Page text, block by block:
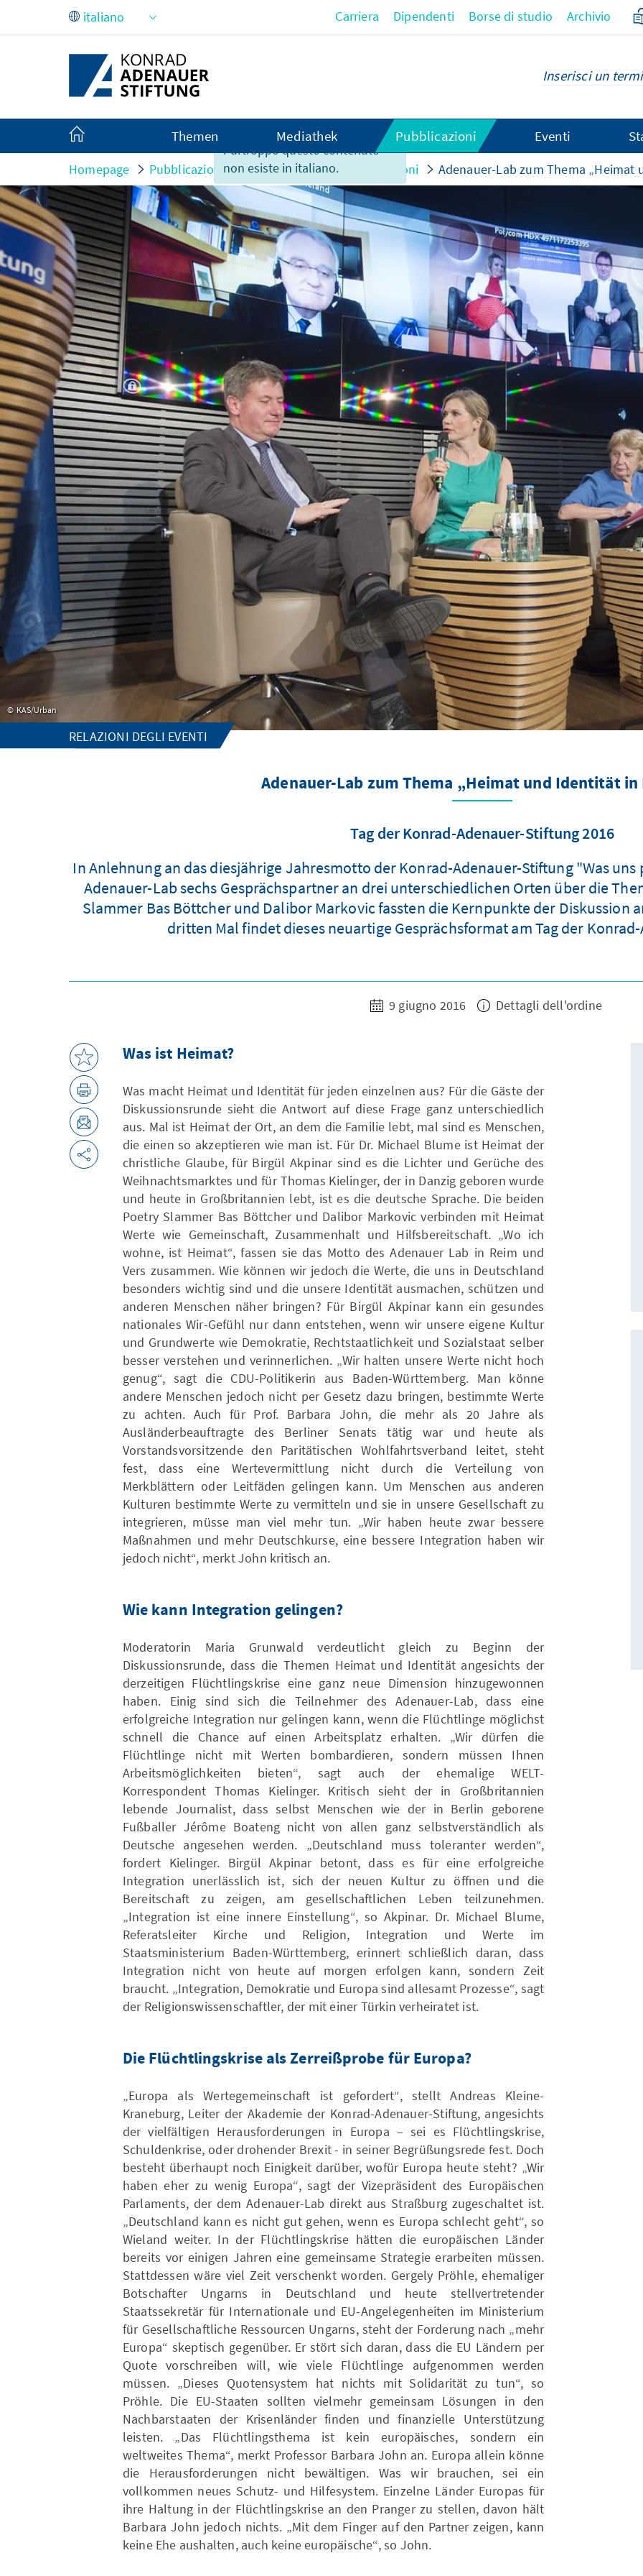
Skip to Main Content
Purtroppo questo contenuto
non esiste in italiano.
Carriera Dipendenti Borse di studio Archivio
Themen Mediathek Pubblicazioni Eventi
Homepage Pubblicazioni Contributi per le manifestazioni Adenauer-Lab zum Thema „Heimat
KAS/Urban
RELAZIONI DEGLI EVENTI
Adenauer-Lab zum Thema „Heimat und Identität in
Tag der Konrad-Adenauer-Stiftung 2016
In Anlehnung an das diesjährige Jahresmotto der Konrad-Adenauer-Stiftung "Was
Adenauer-Lab sechs Gesprächspartner an drei unterschiedlichen Orten über die
Slammer Bas Böttcher und Dalibor Markovic fassten die Kernpunkte der Diskussion
dritten Mal findet dieses neuartige Gesprächsformat am Tag der
9 giugno 2016 Dettagli dell'ordine
Was ist Heimat?
Was macht Heimat und Identität für jeden einzelnen aus? Für die Gäste der
Diskussionsrunde sieht die Antwort auf diese Frage ganz unterschiedlich
aus. Mal ist Heimat der Ort, an dem die Familie lebt, mal sind es Menschen,
die einen so akzeptieren wie man ist. Für Dr. Michael Blume ist Heimat der
christliche Glaube, für Birgül Akpinar sind es die Lichter und Gerüche des
Weihnachtsmarktes und für Thomas Kielinger, der in Danzig geboren wurde
und heute in Großbritannien lebt, ist es die deutsche Sprache. Die beiden
Poetry Slammer Bas Böttcher und Dalibor Markovic verbinden mit Heimat
Werte wie Gemeinschaft, Zusammenhalt und Hilfsbereitschaft. „Wo ich
wohne, ist Heimat“, fassen sie das Motto des Adenauer Lab in Reim und
Vers zusammen. Wie können wir jedoch die Werte, die uns in Deutschland
besonders wichtig sind und die unsere Identität ausmachen, schützen und
anderen Menschen näher bringen? Für Birgül Akpinar kann ein gesundes
nationales Wir-Gefühl nur dann entstehen, wenn wir unsere eigene Kultur
und Grundwerte wie Demokratie, Rechtstaatlichkeit und Sozialstaat selber
besser verstehen und verinnerlichen. „Wir halten unsere Werte nicht hoch
genug“, sagt die CDU-Politikerin aus Baden-Württemberg. Man könne
andere Menschen jedoch nicht per Gesetz dazu bringen, bestimmte Werte
zu achten. Auch für Prof. Barbara John, die mehr als 20 Jahre als
Ausländerbeauftragte des Berliner Senats tätig war und heute als
Vorstandsvorsitzende den Paritätischen Wohlfahrtsverband leitet, steht
fest, dass eine Wertevermittlung nicht durch die Verteilung von
Merkblättern oder Leitfäden gelingen kann. Um Menschen aus anderen
Kulturen bestimmte Werte zu vermitteln und sie in unsere Gesellschaft zu
integrieren, müsse man viel mehr tun. „Wir haben heute zwar bessere
Maßnahmen und mehr Deutschkurse, eine bessere Integration haben wir
jedoch nicht“, merkt John kritisch an.
Wie kann Integration gelingen?
Moderatorin Maria Grunwald verdeutlicht gleich zu Beginn der
Diskussionsrunde, dass die Themen Heimat und Identität angesichts der
derzeitigen Flüchtlingskrise eine ganz neue Dimension hinzugewonnen
haben. Einig sind sich die Teilnehmer des Adenauer-Lab, dass eine
erfolgreiche Integration nur gelingen kann, wenn die Flüchtlinge möglichst
schnell die Chance auf einen Arbeitsplatz erhalten. „Wir dürfen die
Flüchtlinge nicht mit Werten bombardieren, sondern müssen Ihnen
Arbeitsmöglichkeiten bieten“, sagt auch der ehemalige WELT-
Korrespondent Thomas Kielinger. Kritisch sieht der in Großbritannien
lebende Journalist, dass selbst Menschen wie der in Berlin geborene
Fußballer Jérôme Boateng nicht von allen ganz selbstverständlich als
Deutsche angesehen werden. „Deutschland muss toleranter werden“,
fordert Kielinger. Birgül Akpinar betont, dass es für eine erfolgreiche
Integration unerlässlich ist, sich der neuen Kultur zu öffnen und die
Bereitschaft zu zeigen, am gesellschaftlichen Leben teilzunehmen.
„Integration ist eine innere Einstellung“, so Akpinar. Dr. Michael Blume,
Referatsleiter Kirche und Religion, Integration und Werte im
Staatsministerium Baden-Württemberg, erinnert schließlich daran, dass
Integration nicht von heute auf morgen erfolgen kann, sondern Zeit
braucht. „Integration, Demokratie und Europa sind allesamt Prozesse“, sagt
der Religionswissenschaftler, der mit einer Türkin verheiratet ist.
Die Flüchtlingskrise als Zerreißprobe für Europa?
„Europa als Wertegemeinschaft ist gefordert“, stellt Andreas Kleine-
Kraneburg, Leiter der Akademie der Konrad-Adenauer-Stiftung, angesichts
der vielfältigen Herausforderungen in Europa – sei es Flüchtlingskrise,
Schuldenkrise, oder drohender Brexit - in seiner Begrüßungsrede fest. Doch
besteht überhaupt noch Einigkeit darüber, wofür Europa heute steht? „Wir
haben eher zu wenig Europa“, sagt der Vizepräsident des Europäischen
Parlaments, der dem Adenauer-Lab direkt aus Straßburg zugeschaltet ist.
„Deutschland kann es nicht gut gehen, wenn es Europa schlecht geht“, so
Wieland weiter. In der Flüchtlingskrise hätten die europäischen Länder
bereits vor einigen Jahren eine gemeinsame Strategie erarbeiten müssen.
Stattdessen wäre viel Zeit verschenkt worden. Gergely Pröhle, ehemaliger
Botschafter Ungarns in Deutschland und heute stellvertretender
Staatssekretär für Internationale und EU-Angelegenheiten im Ministerium
für Gesellschaftliche Ressourcen Ungarns, steht der Forderung nach „mehr
Europa“ skeptisch gegenüber. Er stört sich daran, dass die EU Ländern per
Quote vorschreiben will, wie viele Flüchtlinge aufgenommen werden
müssen. „Dieses Quotensystem hat nichts mit Solidarität zu tun“, so
Pröhle. Die EU-Staaten sollten vielmehr gemeinsam Lösungen in den
Nachbarstaaten der Krisenländer finden und finanzielle Unterstützung
leisten. „Das Flüchtlingsthema ist kein europäisches, sondern ein
weltweites Thema“, merkt Professor Barbara John an. Europa allein könne
die Herausforderungen nicht bewältigen. Was wir brauchen, sei ein
vollkommen neues Schutz- und Hilfesystem. Einzelne Länder Europas für
ihre Haltung in der Flüchtlingskrise an den Pranger zu stellen, davon hält
Barbara John jedoch nichts. „Mit dem Finger auf den Partner zeigen, kann
keine Ehe aushalten, auch keine europäische“, so John.